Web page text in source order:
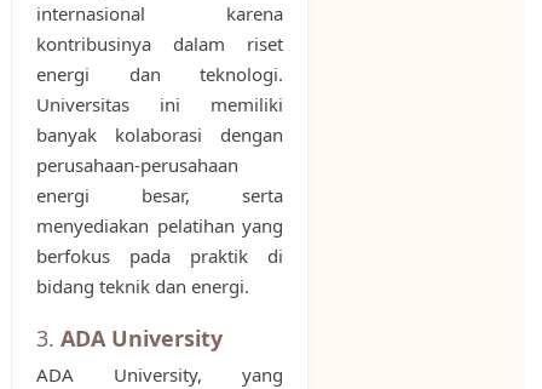
internasional karena
kontribusinya dalam riset
energi dan teknologi.
Universitas ini memiliki
banyak kolaborasi dengan
perusahaan-perusahaan
energi besar, serta
menyediakan pelatihan yang
berfokus pada praktik di
bidang teknik dan energi.
3. ADA University
ADA University, yang